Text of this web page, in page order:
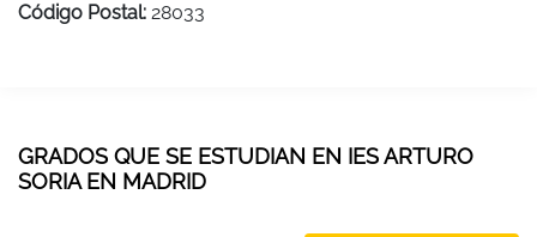
Código Postal: 28033
GRADOS QUE SE ESTUDIAN EN IES ARTURO
SORIA EN MADRID